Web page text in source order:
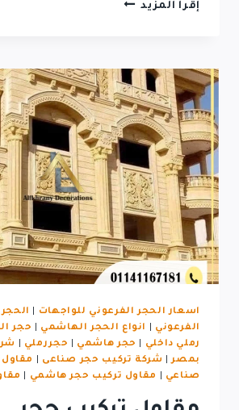
إقرأ المزيد تشطيبات
اسعار الحجر الفرعوني للواجهات الحجر
الفرعوني
انواع الحجر الهاشمي حجر
رملي داخلي
حجر هاشمي حجررملي
بمصر| شركة تركيب حجر صناعى
صناعي
مقاول تركيب حجر هاشمي